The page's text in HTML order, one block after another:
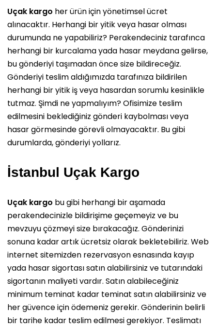
Uçak kargo her ürün için yönetimsel ücret
alınacaktır. Herhangi bir yitik veya hasar olması
durumunda ne yapabiliriz? Perakendeciniz tarafınca
herhangi bir kurcalama yada hasar meydana gelirse,
bu gönderiyi taşımadan önce size bildireceğiz.
Gönderiyi teslim aldığımızda tarafınıza bildirilen
herhangi bir yitik iş veya hasardan sorumlu kesinlikle
tutmaz. Şimdi ne yapmalıyım? Ofisimize teslim
edilmesini beklediğiniz gönderi kaybolması veya
hasar görmesinde görevli olmayacaktır. Bu gibi
durumlarda, gönderiyi yollarız.
İstanbul Uçak Kargo
Uçak kargo bu gibi herhangi bir aşamada
perakendecinizle bildirişime geçemeyiz ve bu
mevzuyu çözmeyi size bırakacağız. Gönderinizi
sonuna kadar artık ücretsiz olarak bekletebiliriz. Web
internet sitemizden rezervasyon esnasında kayıp
yada hasar sigortası satın alabilirsiniz ve tutarındaki
sigortanın maliyeti vardır. Satın alabileceğiniz
minimum teminat kadar teminat satın alabilirsiniz ve
her güvence için ödemeniz gerekir. Gönderinin belirli
bir tarihe kadar teslim edilmesi gerekiyor. Teslimatı